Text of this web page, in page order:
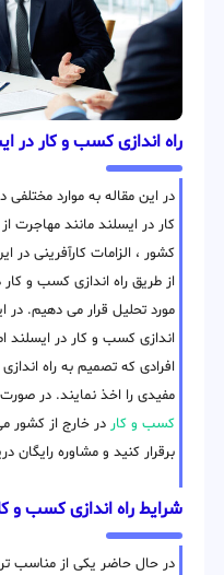
راه اندازی کسب و کار در
در این مقاله به موارد مختلفی
کار در ایسلند مانند مهاجرت
کشور ، الزامات کارآفرینی در
از طریق راه اندازی کسب و کار
مورد تحلیل قرار می دهیم. در
اندازی کسب و کار در ایسلند
افرادی که تصمیم به راه
مفیدی را اخذ نمایند. در
کسب و کار در خارج از کشور
برقرار کنید و مشاوره رایگان
شرایط راه اندازی کسب و
در حال حاضر یکی از مناسب